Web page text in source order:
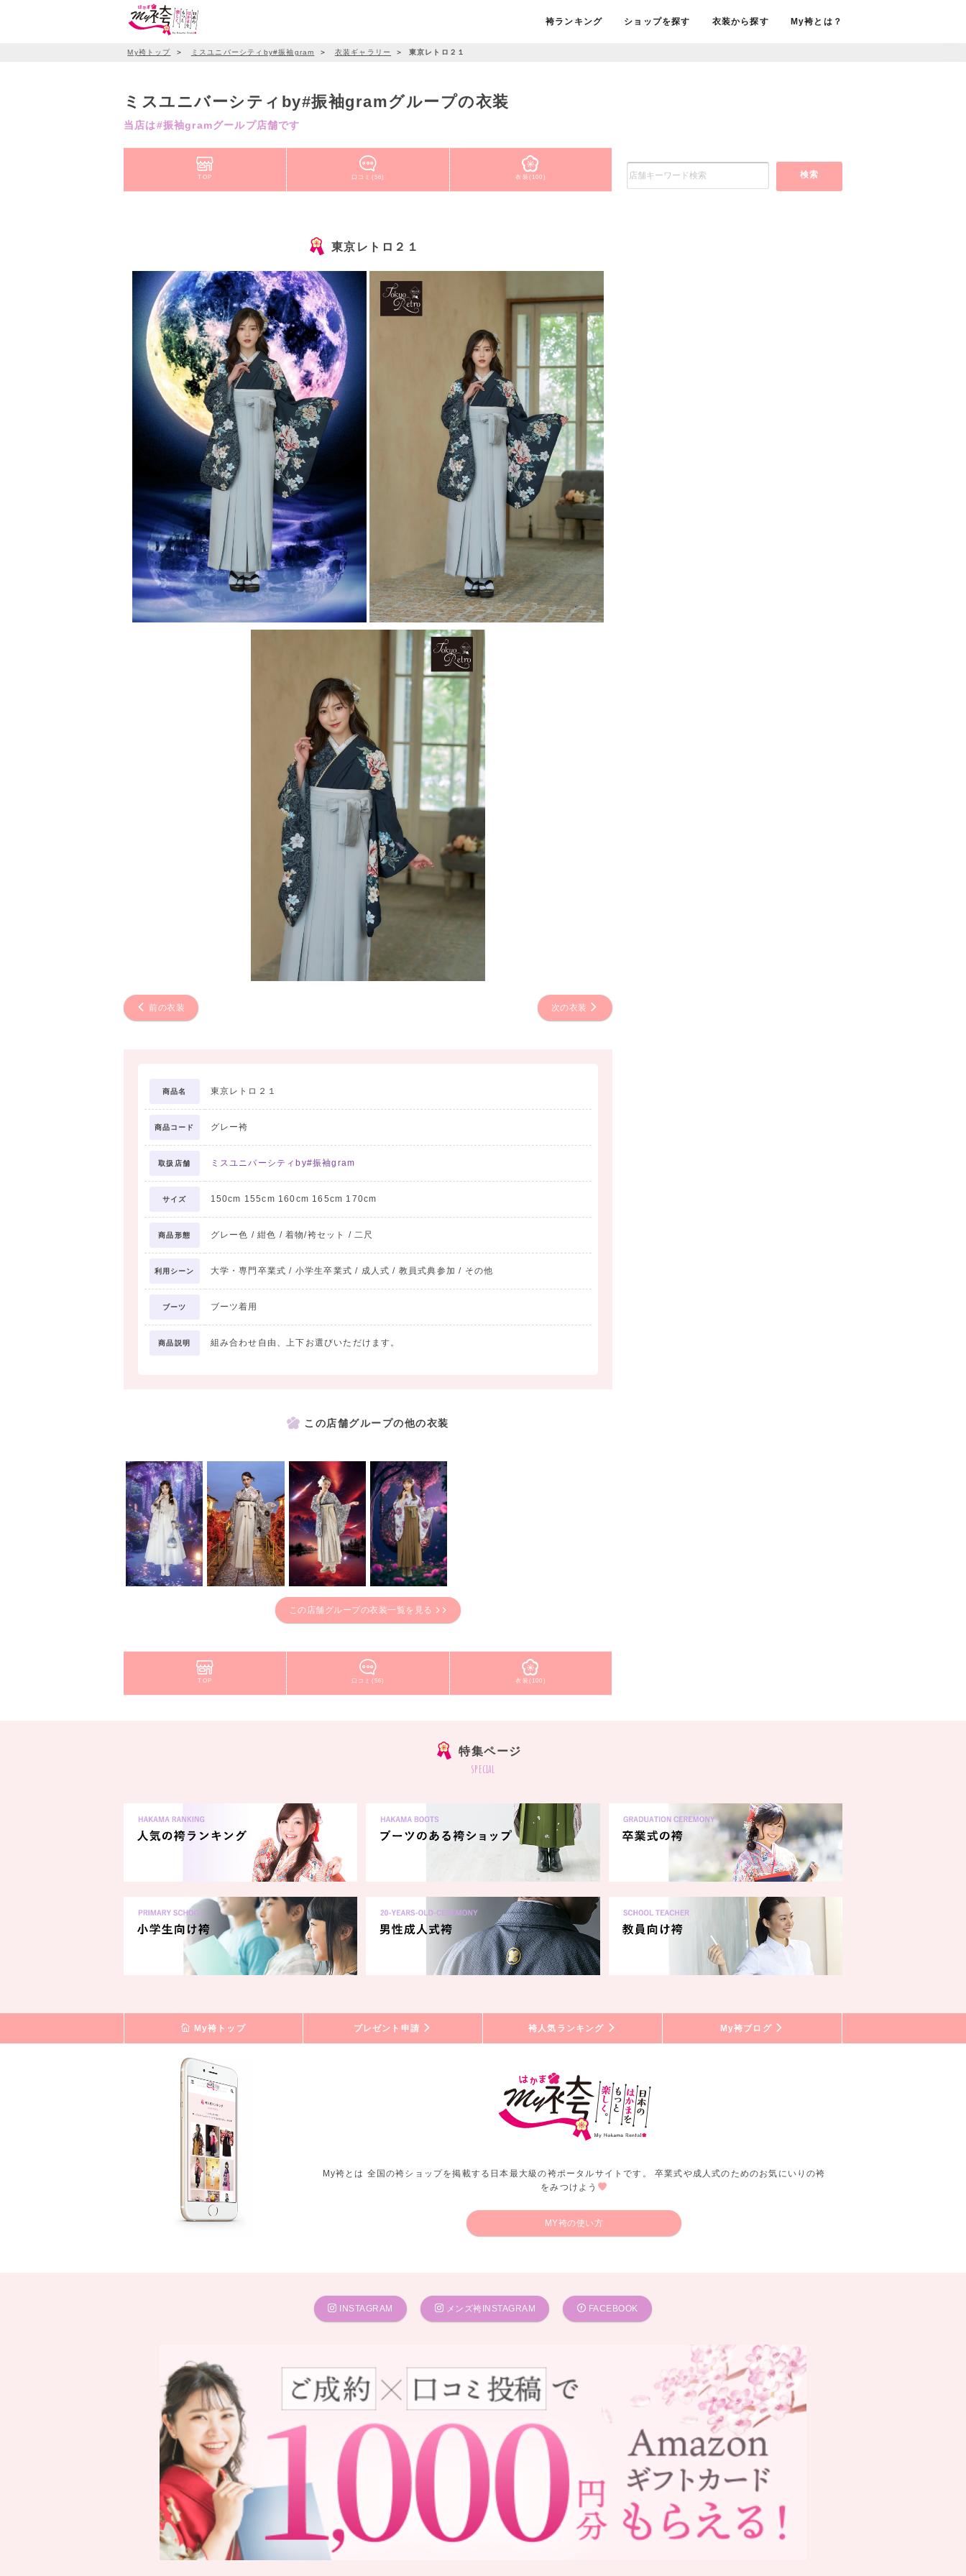
袴ランキング ショップを探す 衣装から探す My袴とは？
My袴トップ ＞ ミスユニバーシティby#振袖gram ＞ 衣装ギャラリー ＞ 東京レトロ２１
ミスユニバーシティby#振袖gramグループの衣装
当店は#振袖gramグールプ店舗です
TOP 口コミ(56) 衣装(100)
東京レトロ２１
前の衣装 次の衣装
商品名 東京レトロ２１
商品コード グレー袴
取扱店舗 ミスユニバーシティby#振袖gram
サイズ 150cm 155cm 160cm 165cm 170cm
商品形態 グレー色 / 紺色 / 着物/袴セット / 二尺
利用シーン 大学・専門卒業式 / 小学生卒業式 / 成人式 / 教員式典参加 / その他
ブーツ ブーツ着用
商品説明 組み合わせ自由、上下お選びいただけます。
この店舗グループの他の衣装
この店舗グループの衣装一覧を見る
TOP 口コミ(56) 衣装(100)
検索
特集ページ
special
My袴トップ プレゼント申請 袴人気ランキング My袴ブログ
My袴とは 全国の袴ショップを掲載する日本最大級の袴ポータルサイトです。 卒業式や成人式のためのお気にいりの袴
をみつけよう
MY袴の使い方
INSTAGRAM メンズ袴INSTAGRAM FACEBOOK